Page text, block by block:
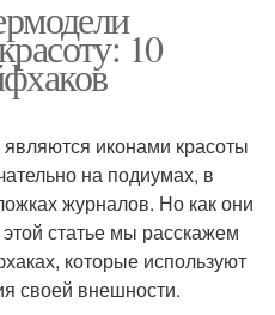
10
иконами красоты
на подиумах, в
журналов. Но как они
статье мы расскажем
которые используют
своей внешности.